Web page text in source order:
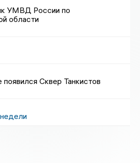
УМВД России по
области
Сквер Танкистов